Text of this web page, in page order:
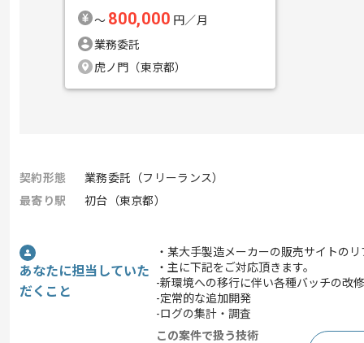
〜 800,000 円／月
業務委託
虎ノ門（東京都）
契約形態
業務委託（フリーランス）
最寄り駅
初台（東京都）
あなたに担当していた
だくこと
・某大手製造メーカーの販売サイトの
・主に下記をご対応頂きます。
-新環境への移行に伴い各種バッチの改
-定常的な追加開発
-ログの集計・調査
この案件で扱う技術